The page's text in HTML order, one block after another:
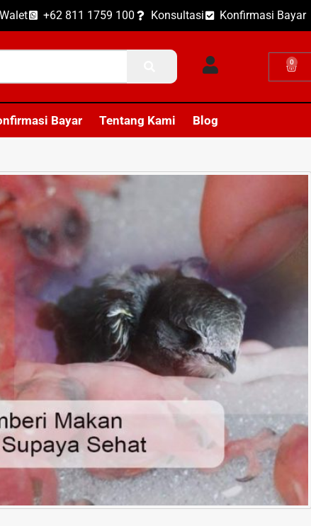
+62 811 1759 100 Konsultasi Konfirmasi Bayar
0
Bayar Tentang Kami Blog